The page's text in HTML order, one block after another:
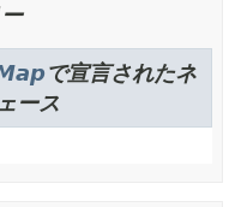
で宣言されたネ
ース